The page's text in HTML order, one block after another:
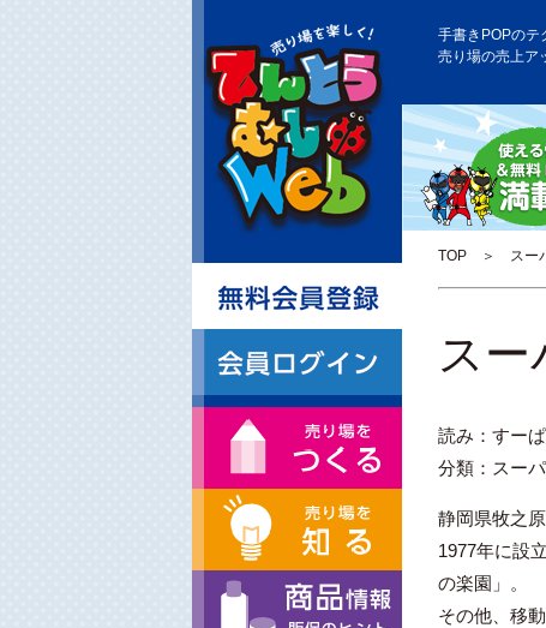
手書きPOPのテ
売り場の売上ア
TOP＞ スーパ
スー
読み：すー
分類：スー
静岡県牧之
1977年に設
の楽園」。
その他、移